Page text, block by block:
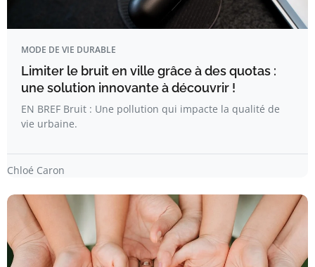
MODE DE VIE DURABLE
Limiter le bruit en ville grâce à des quotas :
une solution innovante à découvrir !
EN BREF Bruit : Une pollution qui impacte la qualité de
vie urbaine.
Chloé Caron